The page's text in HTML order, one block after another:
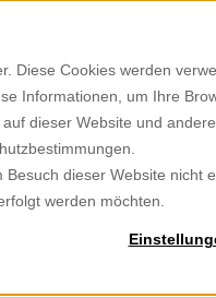
Diese Cookies werden
Informationen, um Ihre
dieser Website und
dieser Website nicht
werden möchten.